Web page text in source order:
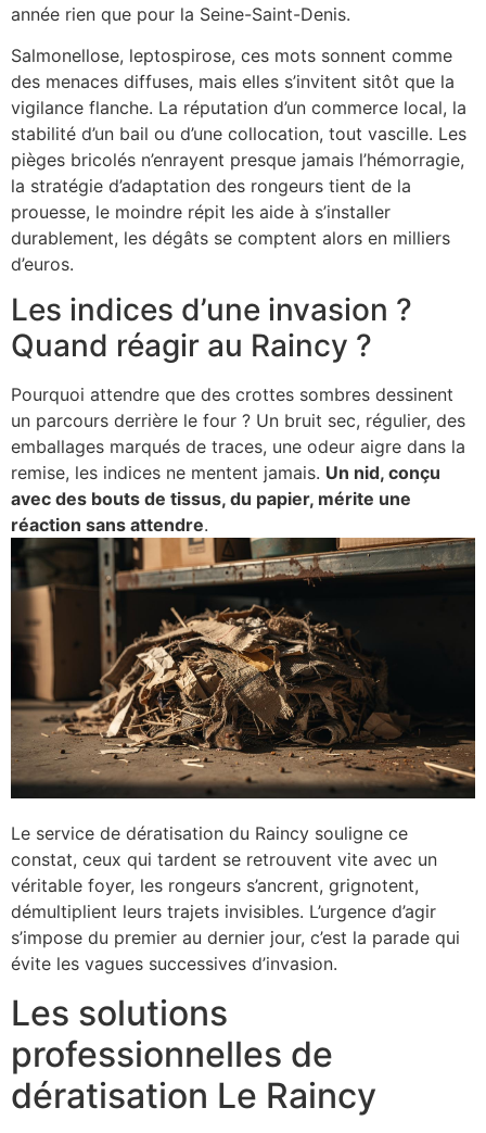
année rien que pour la Seine-Saint-Denis.
Salmonellose, leptospirose, ces mots sonnent comme
des menaces diffuses, mais elles s’invitent sitôt que la
vigilance flanche. La réputation d’un commerce local, la
stabilité d’un bail ou d’une collocation, tout vascille. Les
pièges bricolés n’enrayent presque jamais l’hémorragie,
la stratégie d’adaptation des rongeurs tient de la
prouesse, le moindre répit les aide à s’installer
durablement, les dégâts se comptent alors en milliers
d’euros.
Les indices d’une invasion ?
Quand réagir au Raincy ?
Pourquoi attendre que des crottes sombres dessinent
un parcours derrière le four ? Un bruit sec, régulier, des
emballages marqués de traces, une odeur aigre dans la
remise, les indices ne mentent jamais. Un nid, conçu
avec des bouts de tissus, du papier, mérite une
réaction sans attendre.
Le service de dératisation du Raincy souligne ce
constat, ceux qui tardent se retrouvent vite avec un
véritable foyer, les rongeurs s’ancrent, grignotent,
démultiplient leurs trajets invisibles. L’urgence d’agir
s’impose du premier au dernier jour, c’est la parade qui
évite les vagues successives d’invasion.
Les solutions
professionnelles de
dératisation Le Raincy